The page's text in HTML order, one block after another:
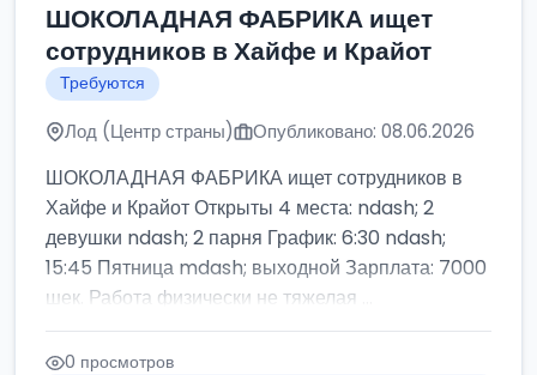
ШОКОЛАДНАЯ ФАБРИКА ищет
сотрудников в Хайфе и Крайот
Требуются
Лод (Центр страны) Опубликовано: 08.06.2026
ШОКОЛАДНАЯ ФАБРИКА ищет сотрудников в
Хайфе и Крайот Открыты 4 места: ndash; 2
девушки ndash; 2 парня График: 6:30 ndash;
15:45 Пятница mdash; выходной Зарплата: 7000
шек. Работа физически не тяжелая ...
0 просмотров